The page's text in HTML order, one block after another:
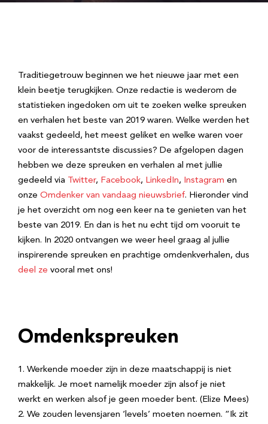
Traditiegetrouw beginnen we het nieuwe jaar met een
klein beetje terugkijken. Onze redactie is wederom de
statistieken ingedoken om uit te zoeken welke spreuken
en verhalen het beste van 2019 waren. Welke werden het
vaakst gedeeld, het meest geliket en welke waren voer
voor de interessantste discussies? De afgelopen dagen
hebben we deze spreuken en verhalen al met jullie
gedeeld via Twitter, Facebook, LinkedIn, Instagram en
onze Omdenker van vandaag nieuwsbrief. Hieronder vind
je het overzicht om nog een keer na te genieten van het
beste van 2019. En dan is het nu echt tijd om vooruit te
kijken. In 2020 ontvangen we weer heel graag al jullie
inspirerende spreuken en prachtige omdenkverhalen, dus
deel ze vooral met ons!
Omdenkspreuken
Werkende moeder zijn in deze maatschappij is niet
makkelijk. Je moet namelijk moeder zijn alsof je niet
werkt en werken alsof je geen moeder bent. (Elize Mees)
We zouden levensjaren ‘levels’ moeten noemen. “Ik zit